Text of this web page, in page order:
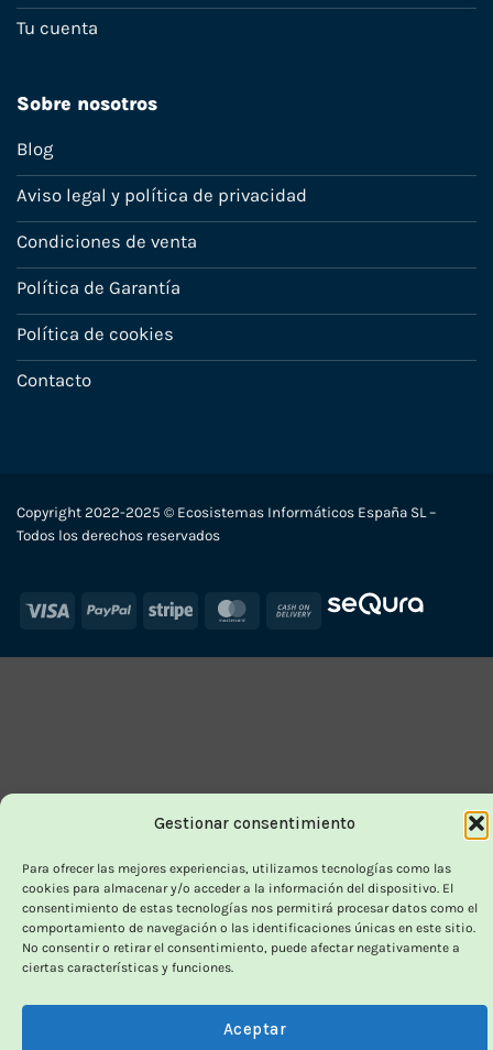
Gestionar consentimiento
Para ofrecer las mejores experiencias, utilizamos tecnologías como las
cookies para almacenar y/o acceder a la información del dispositivo. El
consentimiento de estas tecnologías nos permitirá procesar datos como el
comportamiento de navegación o las identificaciones únicas en este sitio.
No consentir o retirar el consentimiento, puede afectar negativamente a
ciertas características y funciones.
Aceptar
Tu cuenta
Sobre nosotros
Blog
Aviso legal y política de privacidad
Condiciones de venta
Política de Garantía
Política de cookies
Contacto
Copyright 2022-2025 © Ecosistemas Informáticos España SL –
Todos los derechos reservados
Visa PayPal Stripe MasterCard
Cash